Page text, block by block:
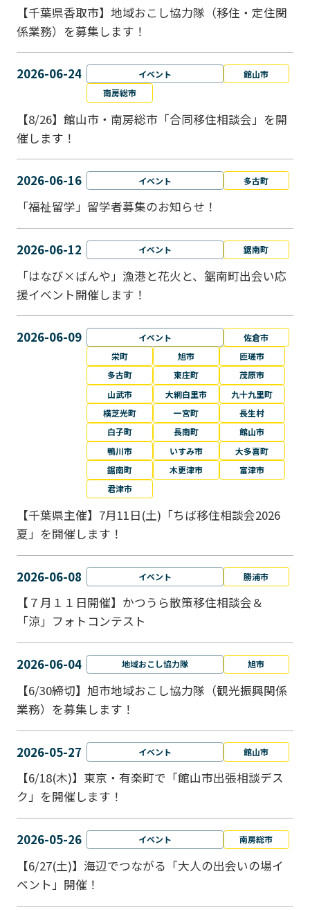
【千葉県香取市】地域おこし協力隊（移住・定住関
係業務）を募集します！
2026-06-24 イベント
館山市
南房総市
【8/26】館山市・南房総市「合同移住相談会」を開
催します！
2026-06-16 イベント 多古町
「福祉留学」留学者募集のお知らせ！
2026-06-12 イベント 鋸南町
「はなび×ばんや」漁港と花火と、鋸南町出会い応
援イベント開催します！
2026-06-09 イベント
佐倉市
栄町
旭市
匝瑳市
多古町
東庄町
茂原市
山武市
大網白里市
九十九里町
横芝光町
一宮町
長生村
白子町
長南町
館山市
鴨川市
いすみ市
大多喜町
鋸南町
木更津市
富津市
君津市
【千葉県主催】7月11日(土)「ちば移住相談会2026
夏」を開催します！
2026-06-08 イベント 勝浦市
【７月１１日開催】かつうら散策移住相談会＆
「涼」フォトコンテスト
2026-06-04 地域おこし協力隊 旭市
【6/30締切】旭市地域おこし協力隊（観光振興関係
業務）を募集します！
2026-05-27 イベント 館山市
【6/18(木)】東京・有楽町で「館山市出張相談デス
ク」を開催します！
2026-05-26 イベント 南房総市
【6/27(土)】海辺でつながる「大人の出会いの場イ
ベント」開催！